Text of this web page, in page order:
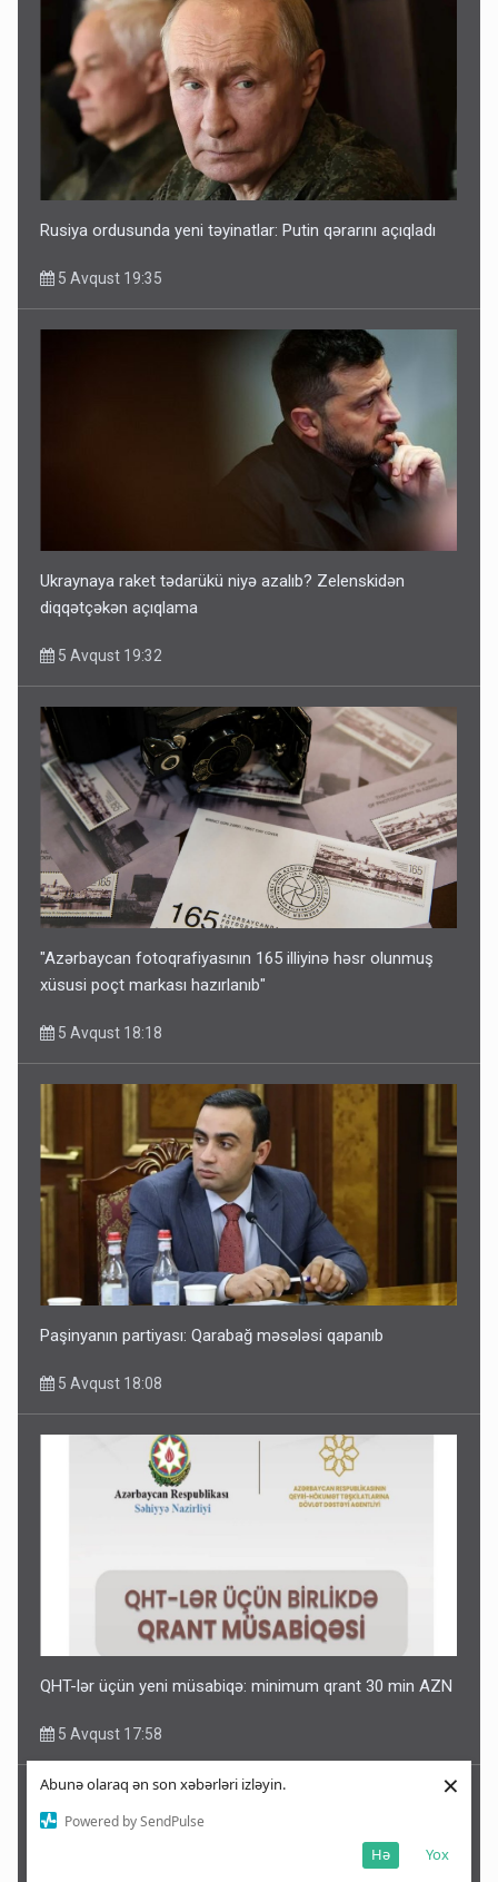
Abunə olaraq ən son xəbərləri izləyin.
Powered by SendPulse
Yox
Hə
×
Rusiya ordusunda yeni təyinatlar: Putin qərarını açıqladı
5 Avqust 19:35
Ukraynaya raket tədarükü niyə azalıb? Zelenskidən
diqqətçəkən açıqlama
5 Avqust 19:32
"Azərbaycan fotoqrafiyasının 165 illiyinə həsr olunmuş
xüsusi poçt markası hazırlanıb"
5 Avqust 18:18
Paşinyanın partiyası: Qarabağ məsələsi qapanıb
5 Avqust 18:08
QHT-lər üçün yeni müsabiqə: minimum qrant 30 min AZN
5 Avqust 17:58